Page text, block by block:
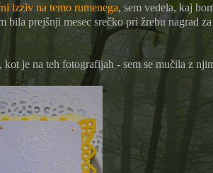
izziv na temo rumenega, sem vedela, kaj
bila prejšnji mesec srečko pri žrebu
je na teh fotografijah - sem se mučila z